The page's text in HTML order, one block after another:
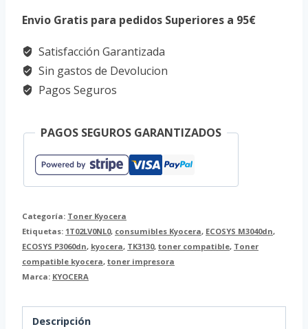
Tóner
Kyocera
TK3130
Negro
ECOSYS
cantidad
Envio Gratis para pedidos Superiores a 95€
Satisfacción Garantizada
Sin gastos de Devolucion
Pagos Seguros
PAGOS SEGUROS GARANTIZADOS
Categoría: Toner Kyocera
Etiquetas: 1T02LV0NL0, consumibles Kyocera, ECOSYS M3040dn,
ECOSYS P3060dn, kyocera, TK3130, toner compatible, Toner
compatible kyocera, toner impresora
Marca: KYOCERA
Descripción